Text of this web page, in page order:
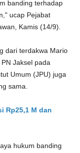
banding terhadap
ucap Pejabat
Kamis (14/9).
dari terdakwa Mario
Jaksel pada
Umum (JPU) juga
sama.
Rp25,1 M dan
hukum banding